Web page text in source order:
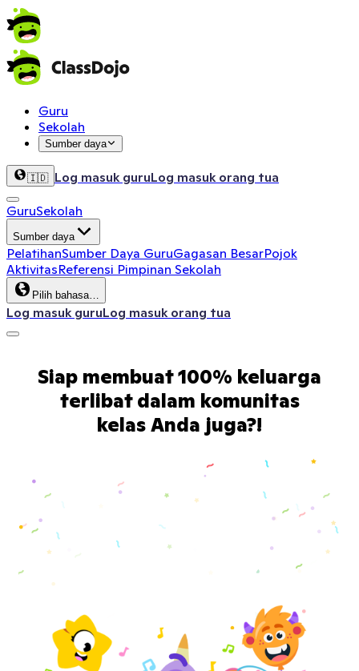
Guru
Sekolah
Sumber daya
🇮🇩 Log masuk guruLog masuk orang tua
GuruSekolah
Sumber daya
PelatihanSumber Daya GuruGagasan BesarPojok
AktivitasReferensi Pimpinan Sekolah
Pilih bahasa…
Log masuk guruLog masuk orang tua
Siap membuat 100% keluarga
terlibat dalam komunitas
kelas Anda juga?!